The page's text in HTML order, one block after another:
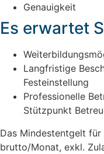
Genauigkeit
Es erwartet
Langfristige
Festeinstellung
Professionelle
Stützpunkt
Das Mindestentgelt
brutto/Monat, exkl.